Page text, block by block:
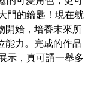
門的鑰匙！現在就
開始，培養未來所
能力。完成的作品
示，真可謂一舉多